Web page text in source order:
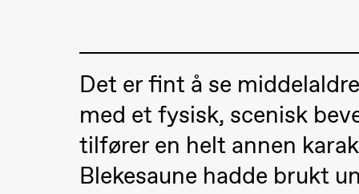
Animeopera
av Yuri
Umemoto
Yuri
Store
Det er fint å se
med et fysisk, scenisk
tilfører en helt annen
Blekesaune hadde brukt